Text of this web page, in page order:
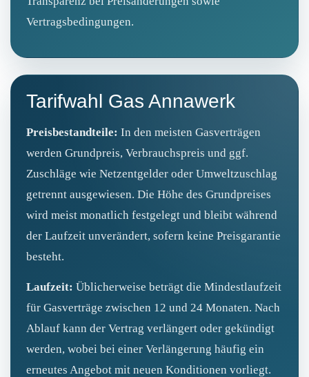
Vertragsbedingungen.
Tarifwahl Gas Annawerk
Preisbestandteile: In den meisten Gasverträgen
werden Grundpreis, Verbrauchspreis und ggf.
Zuschläge wie Netzentgelder oder Umweltzuschlag
getrennt ausgewiesen. Die Höhe des Grundpreises
wird meist monatlich festgelegt und bleibt während
der Laufzeit unverändert, sofern keine Preisgarantie
besteht.
Laufzeit: Üblicherweise beträgt die Mindestlaufzeit
für Gasverträge zwischen 12 und 24 Monaten. Nach
Ablauf kann der Vertrag verlängert oder gekündigt
werden, wobei bei einer Verlängerung häufig ein
erneutes Angebot mit neuen Konditionen vorliegt.